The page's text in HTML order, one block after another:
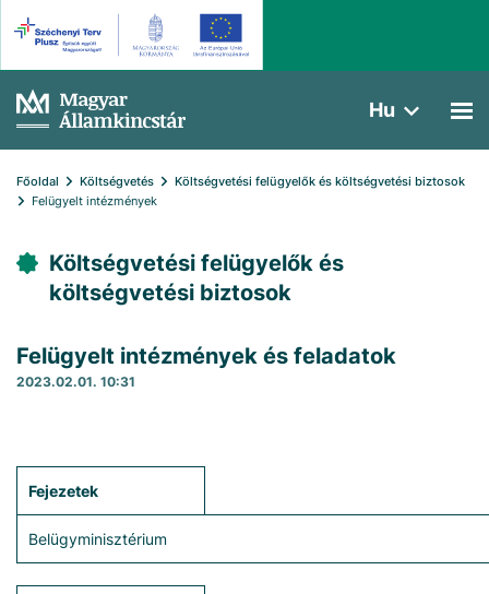
Hu
Főoldal Költségvetés
Költségvetési felügyelők és költségvetési biztosok
Felügyelt intézmények
Költségvetési felügyelők és
költségvetési biztosok
Felügyelt intézmények és feladatok
2023.02.01. 10:31
Fejezetek
Belügyminisztérium